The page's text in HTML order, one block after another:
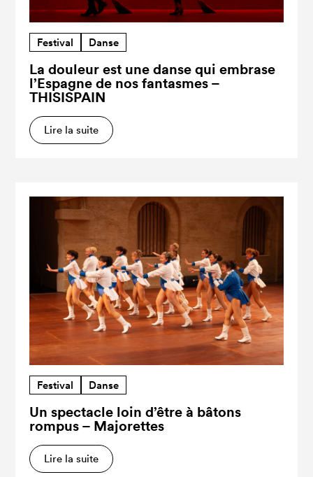
Festival Danse
La douleur est une danse qui embrase
l’Espagne de nos fantasmes –
THISISPAIN
Lire la suite
Festival Danse
Un spectacle loin d’être à bâtons
rompus – Majorettes
Lire la suite